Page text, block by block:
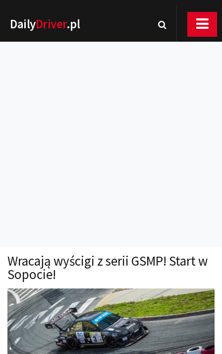
DailyDriver.pl
Technika jazdy
Oświetlenie
Kalkulatory
Przelicznik mocy
Auto z niemiec
Galerie
Wracają wyścigi z serii GSMP! Start w
Sopocie!